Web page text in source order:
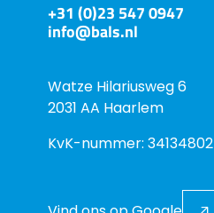
+31 (0)23 547 0947
info@bals.nl
Watze Hilariusweg 6
2031 AA Haarlem
KvK-nummer: 34134802